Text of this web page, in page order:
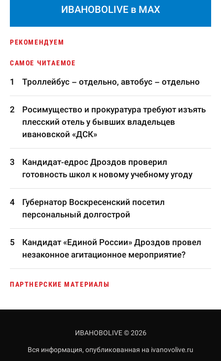
ИВАНОВОLIVE в MAX
РЕКОМЕНДУЕМ
САМОЕ ЧИТАЕМОЕ
Троллейбус – отдельно, автобус – отдельно
Росимущество и прокуратура требуют изъять
плесский отель у бывших владельцев
ивановской «ДСК»
Кандидат-едрос Дроздов проверил
готовность школ к новому учебному угоду
Губернатор Воскресенский посетил
персональный долгострой
Кандидат «Единой России» Дроздов провел
незаконное агитационное мероприятие?
ПАРТНЕРСКИЕ МАТЕРИАЛЫ
ИВАНОВОLIVE © 2026
Вся информация, опубликованная на ivanovolive.ru